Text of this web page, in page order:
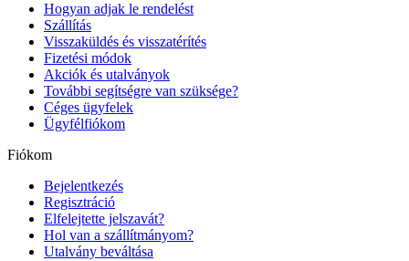
Hogyan adjak le rendelést
Szállítás
Visszaküldés és visszatérítés
Fizetési módok
Akciók és utalványok
További segítségre van szüksége?
Céges ügyfelek
Ügyfélfiókom
Fiókom
Bejelentkezés
Regisztráció
Elfelejtette jelszavát?
Hol van a szállítmányom?
Utalvány beváltása